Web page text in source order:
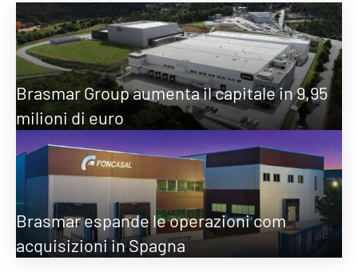
Brasmar Group aumenta il capitale in 9,95
milioni di euro
Brasmar espande le operazioni com
acquisizioni in Spagna